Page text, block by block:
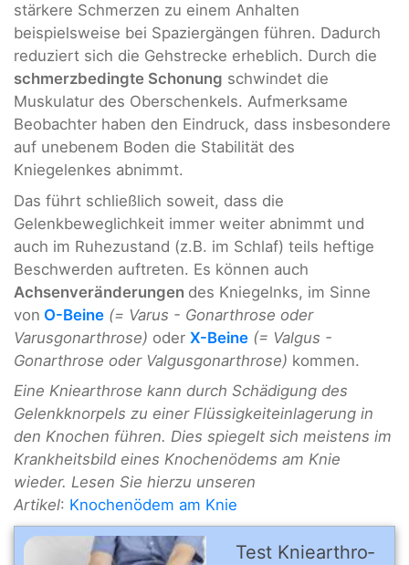
stärkere Schmerzen zu einem Anhalten
beispielsweise bei Spaziergängen führen. Dadurch
reduziert sich die Gehstrecke erheblich. Durch die
schmerzbedingte Schonung schwindet die
Muskulatur des Oberschenkels. Aufmerksame
Beobachter haben den Eindruck, dass insbesondere
auf unebenem Boden die Stabilität des
Kniegelenkes abnimmt.
Das führt schließlich soweit, dass die
Gelenkbeweglichkeit immer weiter abnimmt und
auch im Ruhezustand (z.B. im Schlaf) teils heftige
Beschwerden auftreten. Es können auch
Achsenveränderungen des Kniegelnks, im Sinne
von O-Beine (= Varus - Gonarthrose oder
Varusgonarthrose) oder X-Beine (= Valgus -
Gonarthrose oder Valgusgonarthrose) kommen.
Eine Kniearthrose kann durch Schädigung des
Gelenkknorpels zu einer Flüssigkeiteinlagerung in
den Knochen führen. Dies spiegelt sich meistens im
Krankheitsbild eines Knochenödems am Knie
wieder. Lesen Sie hierzu unseren
Artikel: Knochenödem am Knie
Test Knie­arthro­